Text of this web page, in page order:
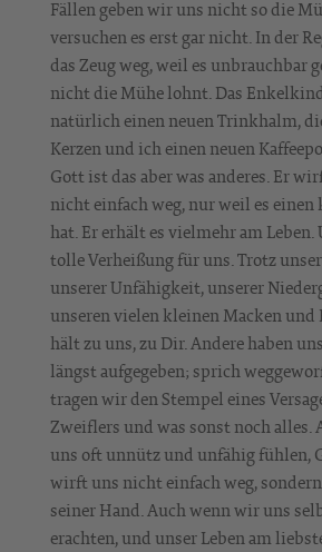
Fällen geben wir uns nicht so die
versuchen es erst gar nicht. In der
das Zeug weg, weil es unbrauchbar
nicht die Mühe lohnt. Das
natürlich einen neuen Trinkhalm,
Kerzen und ich einen neuen
Gott ist das aber was anderes. Er
nicht einfach weg, nur weil es einen
hat. Er erhält es vielmehr am Leben.
tolle Verheißung für uns. Trotz
unserer Unfähigkeit, unserer
unseren vielen kleinen Macken und
hält zu uns, zu Dir. Andere haben
längst aufgegeben; sprich
tragen wir den Stempel eines
Zweiflers und was sonst noch alles.
uns oft unnütz und unfähig fühlen,
wirft uns nicht einfach weg,
seiner Hand. Auch wenn wir uns
erachten, und unser Leben am